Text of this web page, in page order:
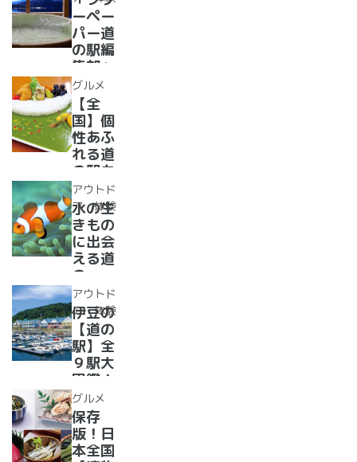
年最新
情報】
フリー
ペーパ
ー道の
駅読者
が選ん
だ道の
駅ラン
キング
【最
新】
ーペー
パー道
の駅編
集部」
イチオ
シ！お
風呂の
ある道
の駅
16
選！あ
った
か、湯
ったり
道の駅
グルメ
【全
国】個
性あふ
れる道
の駅カ
レー大
集合！
道の駅
で食べ
られる
人気ダ
ムカレ
ー28
選
アウトド
ア・体験
水の生
きもの
に出会
える道
の
駅??〜
水族館
がある
道の駅
１０
選〜
【全
国】
アウトド
ア・体験
伊豆の
【道の
駅】全
９駅大
図鑑！
2022
年最新
グル
メ・お
グルメ
保存
版！日
本全国